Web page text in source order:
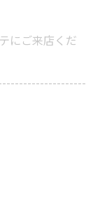
にご来店くだ